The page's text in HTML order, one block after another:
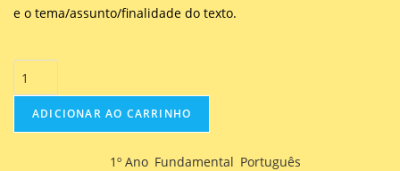
e o tema/assunto/finalidade do texto.
ADICIONAR AO CARRINHO
1º Ano Fundamental Português